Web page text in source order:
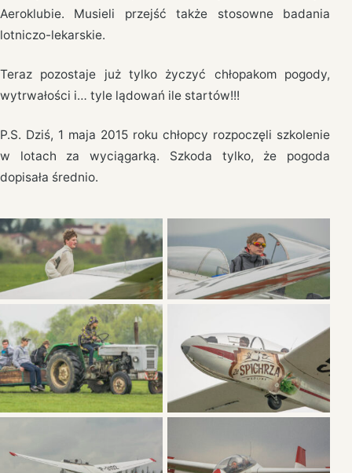
Aeroklubie. Musieli przejść także stosowne badania
lotniczo-lekarskie.
Teraz pozostaje już tylko życzyć chłopakom pogody,
wytrwałości i… tyle lądowań ile startów!!!
P.S. Dziś, 1 maja 2015 roku chłopcy rozpoczęli szkolenie
w lotach za wyciągarką. Szkoda tylko, że pogoda
dopisała średnio.